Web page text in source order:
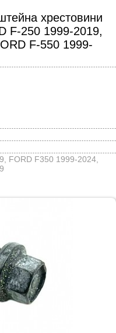
хрестовини
F-250 1999-2019,
F-550 1999-
FORD F350 1999-2024,